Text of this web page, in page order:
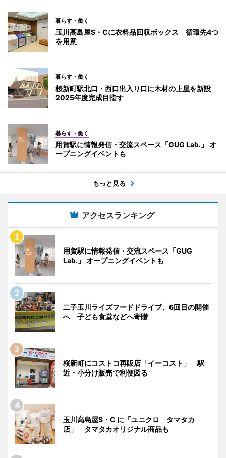
暮らす・働く
玉川高島屋S・Cに衣料品回収ボックス 循環先4つ
を用意
暮らす・働く
桜新町駅北口・西口出入り口に木材の上屋を新設
2025年度完成目指す
暮らす・働く
用賀駅に情報発信・交流スペース「GUG Lab.」 オ
ープニングイベントも
もっと見る
アクセスランキング
用賀駅に情報発信・交流スペース「GUG
Lab.」 オープニングイベントも
二子玉川ライズフードドライブ、6回目の開催
へ 子ども食堂などへ寄贈
桜新町にコストコ再販店「イーコスト」 駅
近・小分け販売で利便図る
玉川高島屋S・C に「ユニクロ タマタカ
店」 タマタカオリジナル商品も